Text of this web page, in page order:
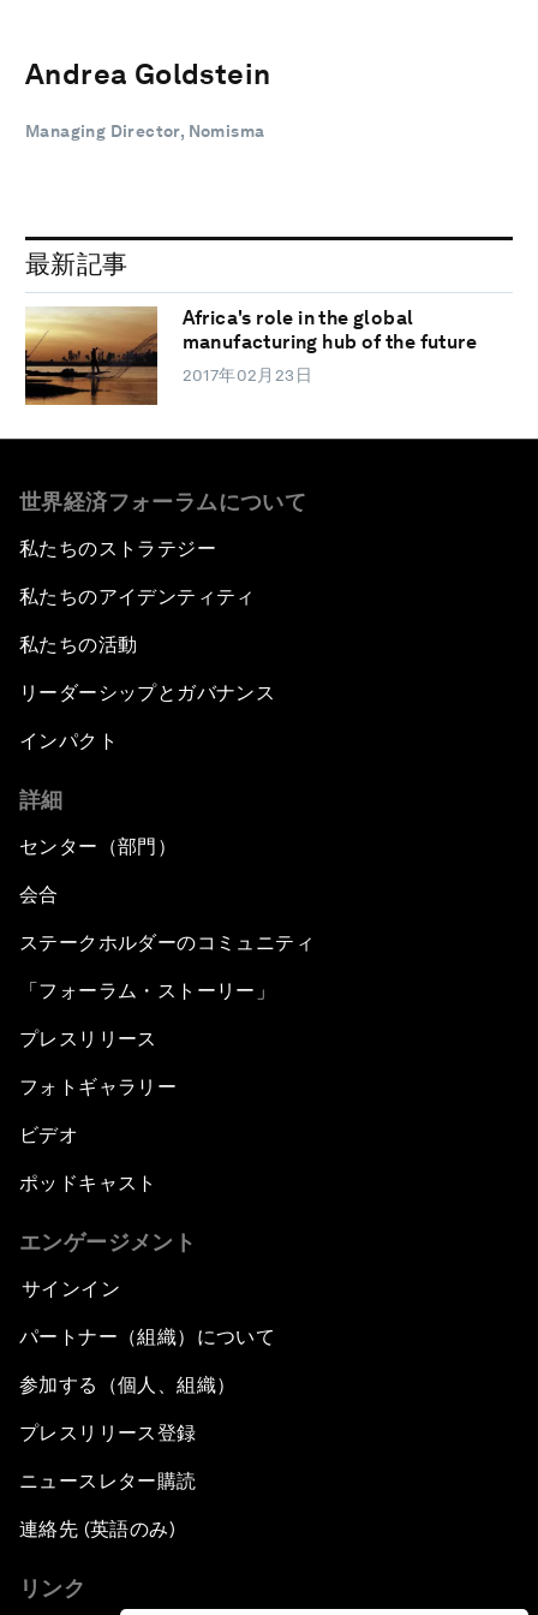
Andrea Goldstein
Managing Director, Nomisma
最新記事
Africa's role in the global
manufacturing hub of the future
2017年02月23日
世界経済フォーラムについて
私たちのストラテジー
私たちのアイデンティティ
私たちの活動
リーダーシップとガバナンス
インパクト
詳細
センター（部門）
会合
ステークホルダーのコミュニティ
「フォーラム・ストーリー」
プレスリリース
フォトギャラリー
ビデオ
ポッドキャスト
エンゲージメント
サインイン
パートナー（組織）について
参加する（個人、組織）
プレスリリース登録
ニュースレター購読
連絡先 (英語のみ)
リンク